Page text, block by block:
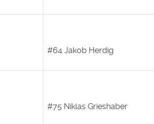
#64 Jakob Herdig
#75 Niklas Grieshaber